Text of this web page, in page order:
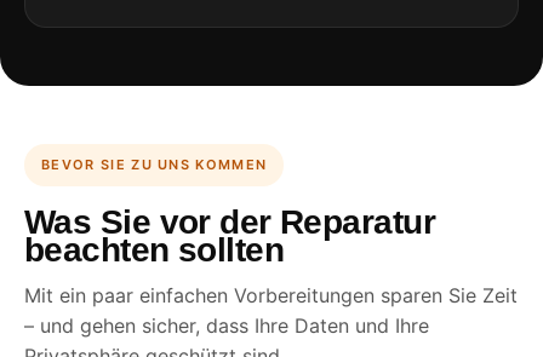
BEVOR SIE ZU UNS KOMMEN
Was Sie vor der Reparatur
beachten sollten
Mit ein paar einfachen Vorbereitungen sparen Sie Zeit
– und gehen sicher, dass Ihre Daten und Ihre